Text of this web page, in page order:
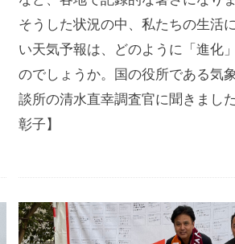
そうした状況の中、私たちの生活
い天気予報は、どのように「進化
のでしょうか。国の役所である気
談所の清水直幸調査官に聞きまし
彰子】